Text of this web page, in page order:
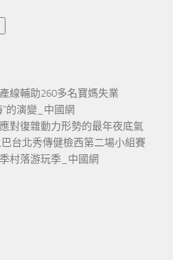
線輔助260多名寶媽失業
的演變_中國網
對復雜動力形勢的最年夜底氣
台北秀傳健檢西第二場小組賽
村落游玩季_中國網